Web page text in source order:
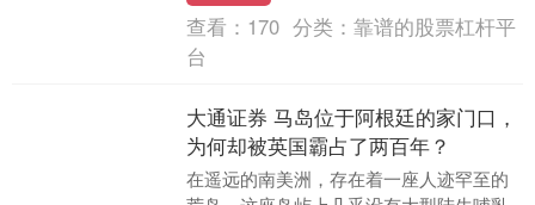
查看： 170 分类： 靠谱的股票杠杆平
台
大通证券 马岛位于阿根廷的家门口，
为何却被英国霸占了两百年？
在遥远的南美洲，存在着一座人迹罕至的